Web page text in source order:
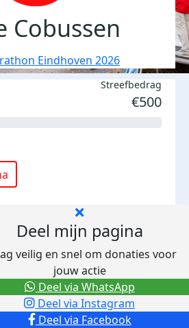
Cobussen
Eindhoven 2026
Streefbedrag
€500
Deel mijn pagina
veilig en snel om donaties voor
jouw actie
Deel via Facebook
Deel via Instagram
Deel via WhatsApp